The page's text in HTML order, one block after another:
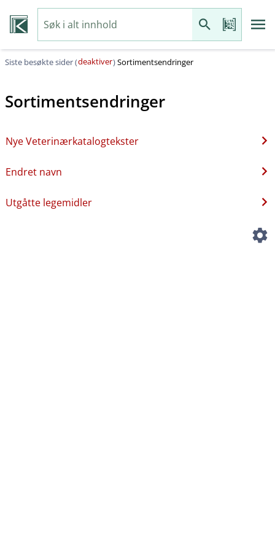
Siste besøkte sider (deaktiver)Sortimentsendringer
Sortimentsendringer
Nye Veterinærkatalogtekster
Endret navn
Utgåtte legemidler